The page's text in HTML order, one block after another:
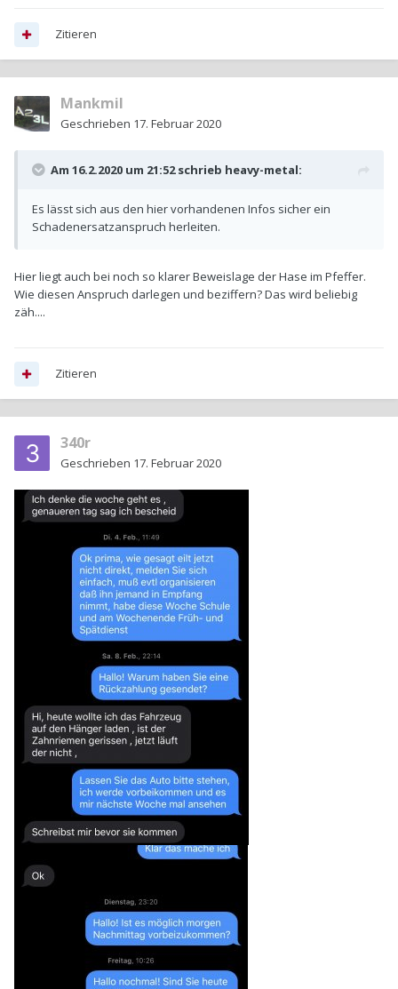
Zitieren
Mankmil
Geschrieben 17. Februar 2020
Am 16.2.2020 um 21:52 schrieb heavy-metal:
Es lässt sich aus den hier vorhandenen Infos sicher ein
Schadenersatzanspruch herleiten.
Hier liegt auch bei noch so klarer Beweislage der Hase im Pfeffer.
Wie diesen Anspruch darlegen und beziffern? Das wird beliebig
zäh....
Zitieren
340r
Geschrieben 17. Februar 2020